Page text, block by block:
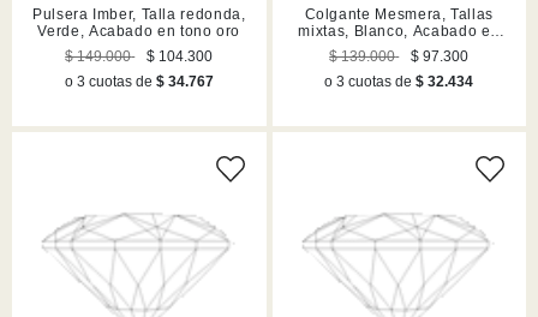
Pulsera Imber, Talla redonda,
Verde, Acabado en tono oro
$ 149.000
$ 104.300
o 3 cuotas de $ 34.767
Colgante Mesmera, Tallas
mixtas, Blanco, Acabado en
tono oro rosa
$ 139.000
$ 97.300
o 3 cuotas de$ 32.434